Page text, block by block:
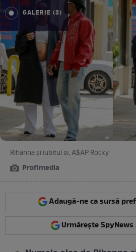
GALERIE (3)
Rihanna și iubitul ei, A$AP Rocky
Profimedia
Adaugă-ne ca sursă
Urmărește